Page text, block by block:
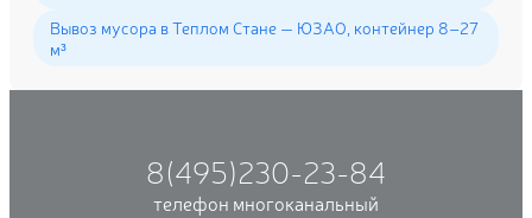
Вывоз мусора в Теплом Стане — ЮЗАО, контейнер 8–27
м³
8(495)230-23-84
телефон многоканальный